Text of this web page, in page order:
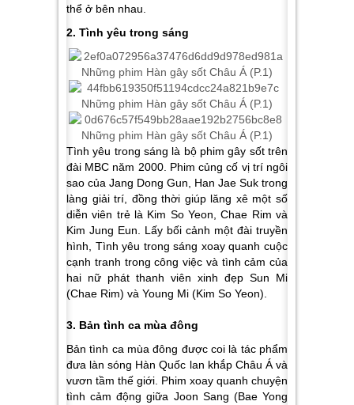
thể ở bên nhau.
2. Tình yêu trong sáng
Tình yêu trong sáng là bộ phim gây sốt trên
đài MBC năm 2000. Phim củng cố vị trí ngôi
sao của Jang Dong Gun, Han Jae Suk trong
làng giải trí, đồng thời giúp lăng xê một số
diễn viên trẻ là Kim So Yeon, Chae Rim và
Kim Jung Eun. Lấy bối cảnh một đài truyền
hình, Tình yêu trong sáng xoay quanh cuộc
cạnh tranh trong công việc và tình cảm của
hai nữ phát thanh viên xinh đẹp Sun Mi
(Chae Rim) và Young Mi (Kim So Yeon).
3. Bản tình ca mùa đông
Bản tình ca mùa đông được coi là tác phẩm
đưa làn sóng Hàn Quốc lan khắp Châu Á và
vươn tầm thế giới. Phim xoay quanh chuyện
tình cảm động giữa Joon Sang (Bae Yong